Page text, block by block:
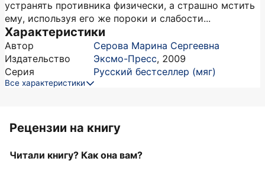
устранять противника физически, а страшно мстить
ему, используя его же пороки и слабости...
Характеристики
Автор
Серова Марина Сергеевна
Издательство
Эксмо-Пресс, 2009
Серия
Русский бестселлер (мяг)
Все характеристики
Рецензии на книгу
Читали книгу? Как она вам?